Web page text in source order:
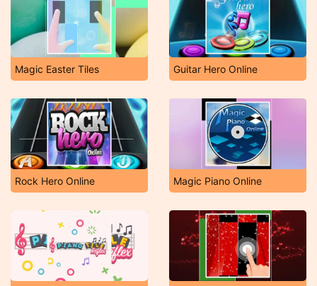
Magic Easter Tiles Guitar Hero Online
Rock Hero Online Magic Piano Online